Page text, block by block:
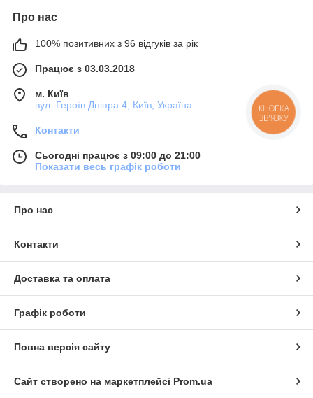
Про нас
100% позитивних з 96 відгуків за рік
Працює з 03.03.2018
м. Київ
вул. Героїв Дніпра 4, Київ, Україна
Контакти
Сьогодні працює з 09:00 до 21:00
Показати весь графік роботи
Про нас
Контакти
Доставка та оплата
Графік роботи
Повна версія сайту
Сайт створено на маркетплейсі Prom.ua
КНОПКА
ЗВ'ЯЗКУ